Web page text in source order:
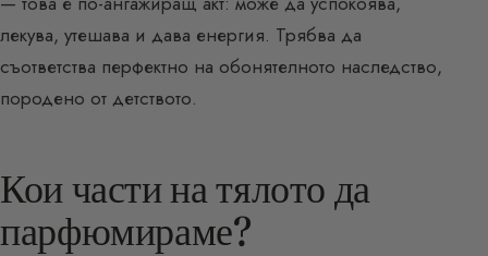
лекува, утешава и дава енергия. Трябва да
съответства перфектно на обонятелното наследство,
породено от детството.
Кои части на тялото да
парфюмираме?